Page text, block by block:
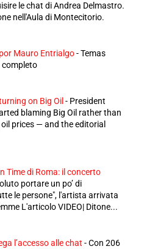
le chat di Andrea Delmastro.
nell'Aula di Montecitorio.
Mauro Entrialgo-Temas
completo
on Big Oil - President
blaming Big Oil rather than
prices — and the editorial
Time di Roma: il concerto
portare un po’ di
le persone", l'artista arrivata
L'articolo VIDEO| Ditone...
l’accesso alle chat -Con 206